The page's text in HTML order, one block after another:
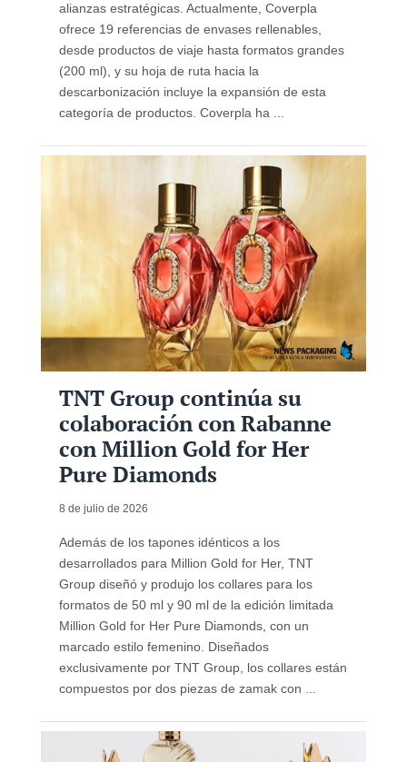
alianzas estratégicas. Actualmente, Coverpla
ofrece 19 referencias de envases rellenables,
desde productos de viaje hasta formatos grandes
(200 ml), y su hoja de ruta hacia la
descarbonización incluye la expansión de esta
categoría de productos. Coverpla ha ...
TNT Group continúa su
colaboración con Rabanne
con Million Gold for Her
Pure Diamonds
8 de julio de 2026
Además de los tapones idénticos a los
desarrollados para Million Gold for Her, TNT
Group diseñó y produjo los collares para los
formatos de 50 ml y 90 ml de la edición limitada
Million Gold for Her Pure Diamonds, con un
marcado estilo femenino. Diseñados
exclusivamente por TNT Group, los collares están
compuestos por dos piezas de zamak con ...